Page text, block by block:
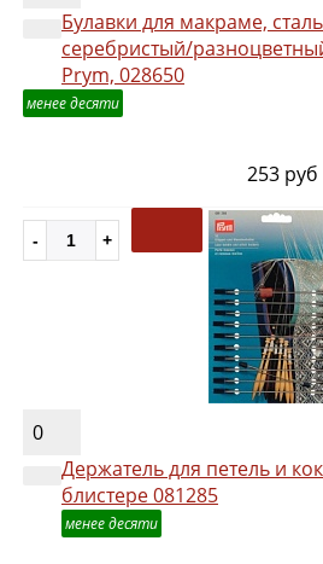
Булавки для макраме,
серебристый/
Prym, 028650
менее десяти
253 руб
0
Держатель для петель и
блистере 081285
менее десяти